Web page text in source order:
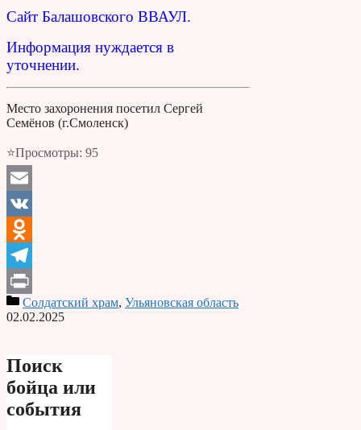
Сайт Балашовского ВВАУЛ.
Информация нуждается в
уточнении.
Место захоронения посетил Сергей
Семёнов (г.Смоленск)
⭐Просмотры: 95
Email
VK
Odnoklassniki
Telegram
PrintСолдатский храм, Ульяновская область
02.02.2025
Поиск
бойца или
события